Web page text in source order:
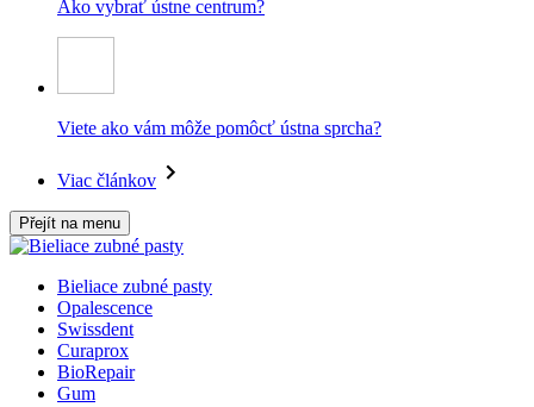
Ako vybrať ústne centrum?
Viete ako vám môže pomôcť ústna sprcha?
Viac článkov
Přejít na menu
Bieliace zubné pasty
Opalescence
Swissdent
Curaprox
BioRepair
Gum